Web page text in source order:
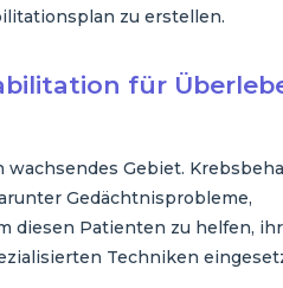
zu erstellen.
für
Gebiet.
Gedächtnisprobleme,
diesen Patienten zu helfen,
Techniken